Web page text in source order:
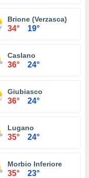
Brione (Verzasca)
34° 19°
Caslano
36° 24°
Giubiasco
36° 24°
Lugano
35° 24°
Morbio Inferiore
35° 23°